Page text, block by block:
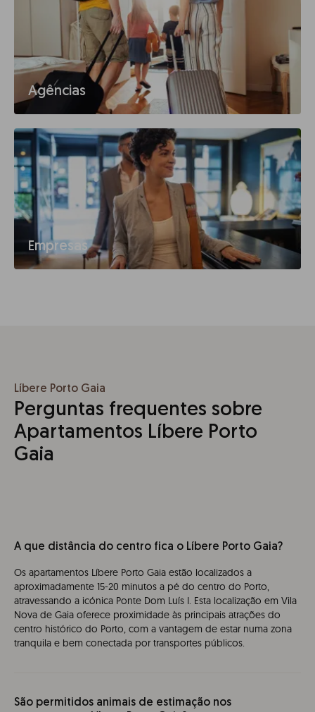
Agências
Empresas
Líbere Porto Gaia
Perguntas frequentes sobre
Apartamentos Líbere Porto
Gaia
A que distância do centro fica o Líbere Porto Gaia?
Os apartamentos Líbere Porto Gaia estão localizados a
aproximadamente 15-20 minutos a pé do centro do Porto,
atravessando a icónica Ponte Dom Luís I. Esta localização em Vila
Nova de Gaia oferece proximidade às principais atrações do
centro histórico do Porto, com a vantagem de estar numa zona
tranquila e bem conectada por transportes públicos.
São permitidos animais de estimação nos